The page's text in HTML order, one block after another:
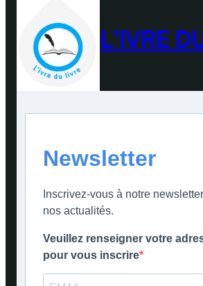
L'IVRE
Newsletter
Inscrivez-vous à notre
nos actualités.
Veuillez renseigner votre
pour vous inscrire